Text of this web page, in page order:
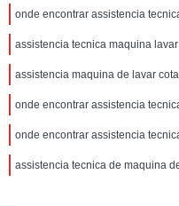
onde encontrar assistencia
assistencia tecnica maquina
assistencia maquina de lavar
onde encontrar assistencia
onde encontrar assistencia
assistencia tecnica de maquina